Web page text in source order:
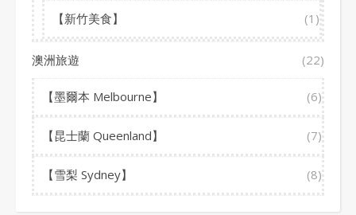
【新竹美食】 (1)
澳洲旅遊 (22)
【墨爾本 Melbourne】 (6)
【昆士蘭 Queenland】 (7)
【雪梨 Sydney】 (8)